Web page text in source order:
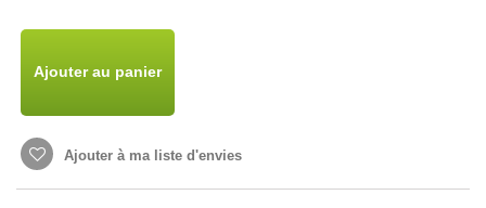
Ajouter au panier
Ajouter à ma liste d'envies